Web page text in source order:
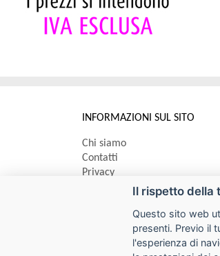
INFORMAZIONI SUL SITO
Chi siamo
Contatti
Privacy
Informativa uso cookie
Impostazioni cookie
Il rispetto della
Questo sito web
presenti. Previo il
l'esperienza di